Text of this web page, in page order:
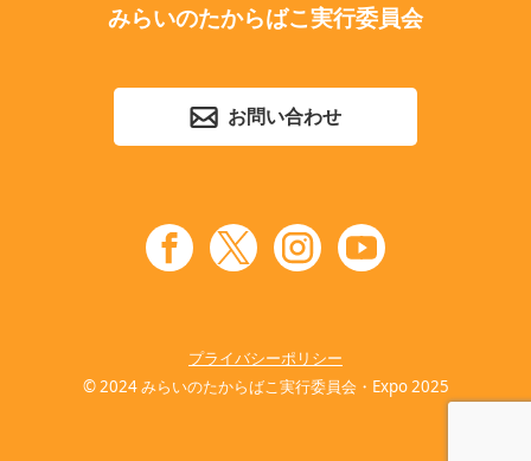
みらいのたからばこ実行委員会
お問い合わせ
プライバシーポリシー
© 2024 みらいのたからばこ実行委員会・Expo 2025